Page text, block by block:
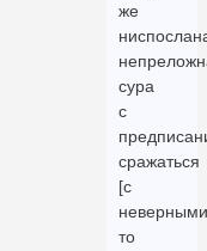
же
сура
с
сражаться
[с
то